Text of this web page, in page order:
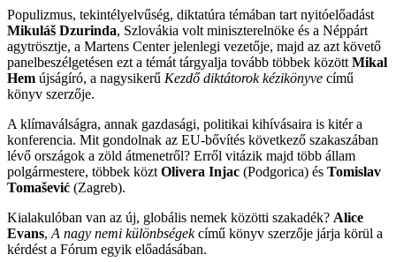
Populizmus, tekintélyelvűség, diktatúra témában tart nyitóelőadást
Mikuláš Dzurinda, Szlovákia volt miniszterelnöke és a Néppárt
agytrösztje, a Martens Center jelenlegi vezetője, majd az azt követő
panelbeszélgetésen ezt a témát tárgyalja tovább többek között Mikal
Hem újságíró, a nagysikerű Kezdő diktátorok kézikönyve című
könyv szerzője.
A klímaválságra, annak gazdasági, politikai kihívásaira is kitér a
konferencia. Mit gondolnak az EU-bővítés következő szakaszában
lévő országok a zöld átmenetről? Erről vitázik majd több állam
polgármestere, többek közt Olivera Injac (Podgorica) és Tomislav
Tomašević (Zagreb).
Kialakulóban van az új, globális nemek közötti szakadék? Alice
Evans, A nagy nemi különbségekcímű könyv szerzője járja körül a
kérdést a Fórum egyik előadásában.